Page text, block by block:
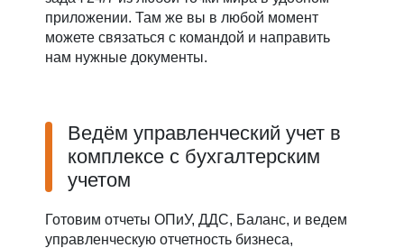
приложении. Там же вы в любой момент
можете связаться с командой и направить
нам нужные документы.
Ведём управленческий учет в
комплексе с бухгалтерским
учетом
Готовим отчеты ОПиУ, ДДС, Баланс, и ведем
управленческую отчетность бизнеса,